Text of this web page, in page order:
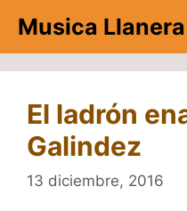
contenido
Musica Llanera
El ladrón
Galindez
13 diciembre, 2016